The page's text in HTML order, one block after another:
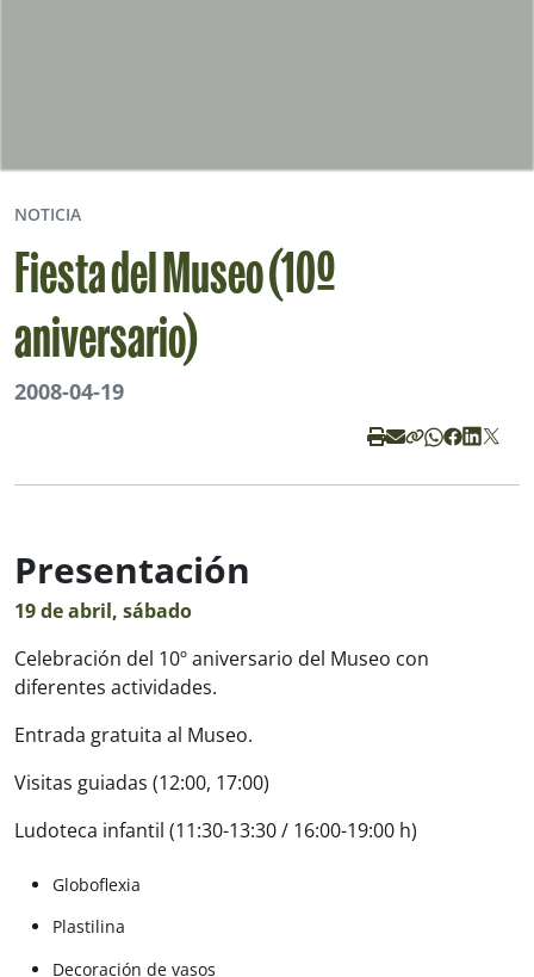
NOTICIA
Fiesta del Museo (10º
aniversario)
2008-04-19
Presentación
19 de abril, sábado
Celebración del 10º aniversario del Museo con
diferentes actividades.
Entrada gratuita al Museo.
Visitas guiadas (12:00, 17:00)
Ludoteca infantil (11:30-13:30 / 16:00-19:00 h)
Globoflexia
Plastilina
Decoración de vasos